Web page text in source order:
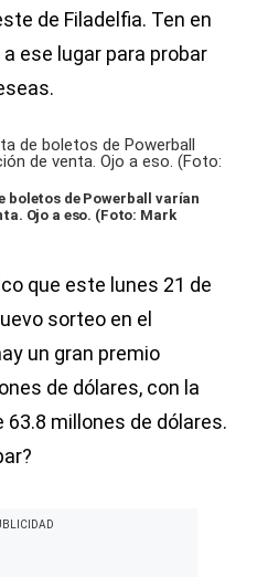
de Filadelfia. Ten en
ese lugar para probar
boletos de Powerball varían
Ojo a eso. (Foto: Mark
que este lunes 21 de
sorteo en el
un gran premio
de dólares, con la
millones de dólares.